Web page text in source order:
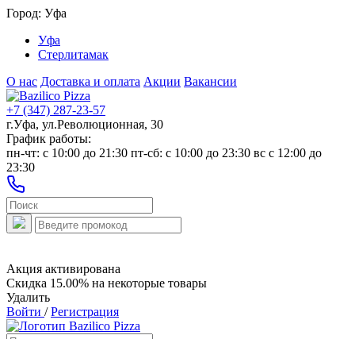
Город: Уфа
Уфа
Стерлитамак
О нас Доставка и оплата Акции Вакансии
+7 (347) 287-23-57
г.Уфа, ул.Революционная, 30
График работы:
пн-чт: c 10:00 до 21:30 пт-сб: c 10:00 до 23:30 вс с 12:00 до
23:30
Акция активирована
Скидка 15.00% на некоторые товары
Удалить
Войти /Регистрация